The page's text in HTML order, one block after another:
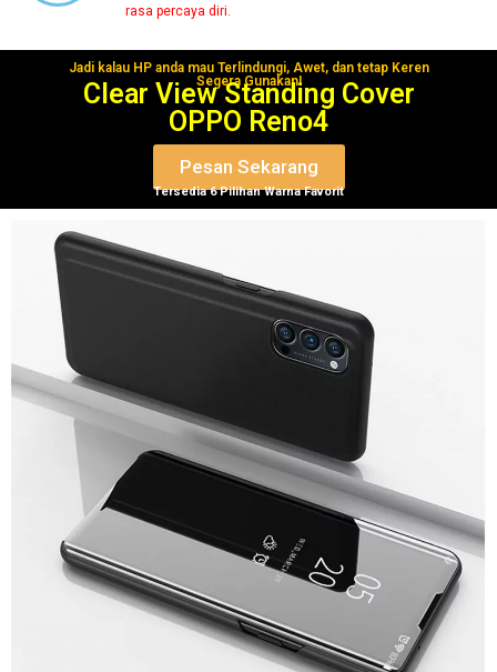
rasa percaya diri.
Jadi kalau HP anda mau Terlindungi, Awet, dan tetap Keren
Segera Gunakan!
Clear View Standing Cover
OPPO Reno4
Pesan Sekarang
Tersedia 6 Pilihan Warna Favorit